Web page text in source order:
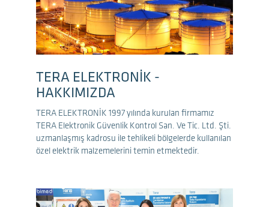
TERA ELEKTRONİK -
HAKKIMIZDA
TERA ELEKTRONİK 1997 yılında kurulan firmamız
TERA Elektronik Güvenlik Kontrol San. Ve Tic. Ltd. Şti.
uzmanlaşmış kadrosu ile tehlikeli bölgelerde kullanılan
özel elektrik malzemelerini temin etmektedir.